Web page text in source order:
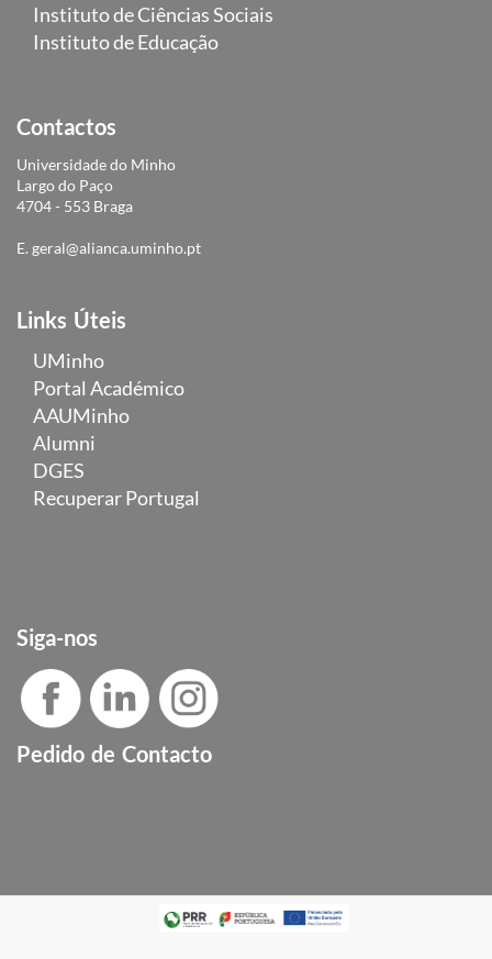
Instituto de Ciências Sociais
Instituto de Educação
Contactos
Universidade do Minho
Largo do Paço
4704 - 553 Braga
E. geral@alianca.uminho.pt
Links Úteis
UMinho
Portal Académico
AAUMinho
Alumni
DGES
Recuperar Portugal
Siga-nos
Pedido de Contacto